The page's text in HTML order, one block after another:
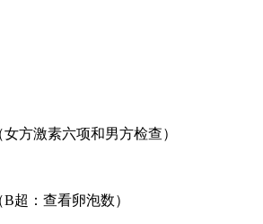
方激素六项和男方检查）
超：查看卵泡数）